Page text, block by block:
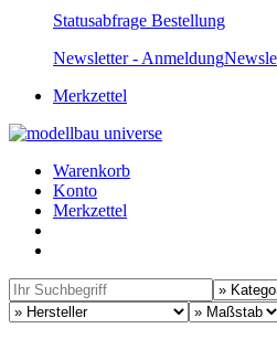
Statusabfrage Bestellung
Newsletter - Anmeldung
Merkzettel
Warenkorb
Konto
Merkzettel